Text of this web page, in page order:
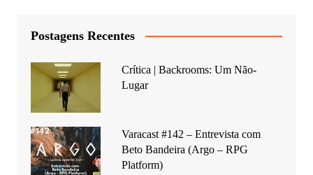
Postagens Recentes
Crítica | Backrooms: Um Não-
Lugar
Varacast #142 – Entrevista com
Beto Bandeira (Argo – RPG
Platform)